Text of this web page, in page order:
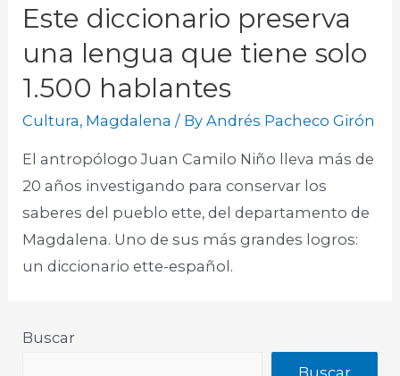
Este diccionario preserva
una lengua que tiene solo
1.500 hablantes
Cultura, Magdalena / ByAndrés Pacheco Girón
El antropólogo Juan Camilo Niño lleva más de
20 años investigando para conservar los
saberes del pueblo ette, del departamento de
Magdalena. Uno de sus más grandes logros:
un diccionario ette-español.
Buscar